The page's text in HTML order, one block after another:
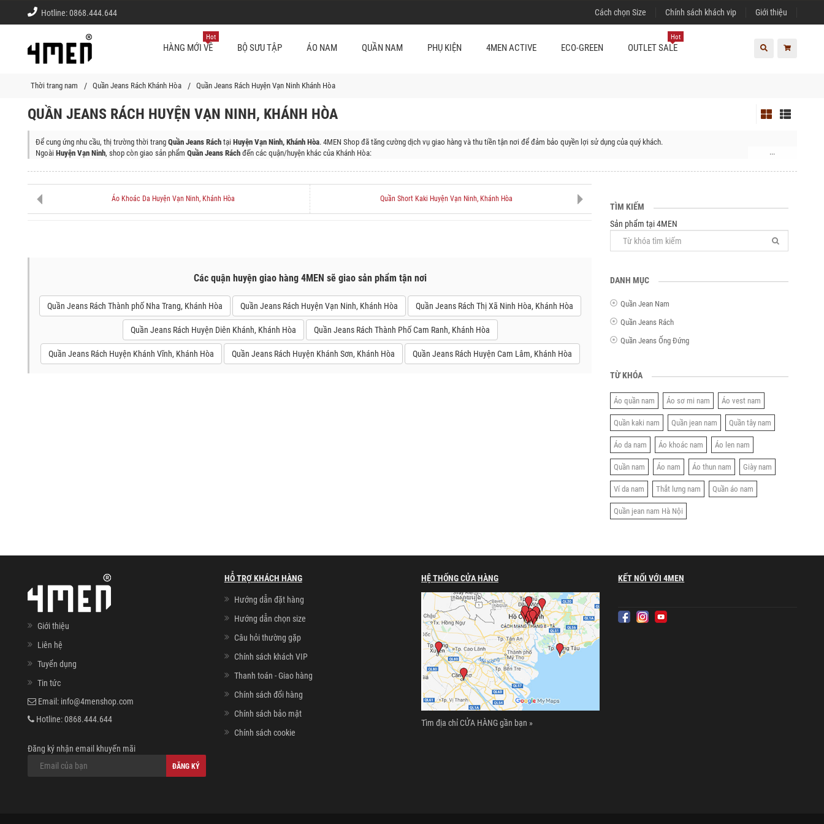
Hotline:0868.444.644 Cách chọn Size Chính sách khách vip Giới thiệu
HÀNG MỚI VỀ
Hot
BỘ SƯU TẬP ÁO NAM QUẦN NAM PHỤ KIỆN 4MEN ACTIVE ECO-GREEN OUTLET SALE
Hot
Thời trang nam Quần Jeans Rách Khánh Hòa Quần Jeans Rách Huyện Vạn Ninh Khánh Hòa
QUẦN JEANS RÁCH HUYỆN VẠN NINH, KHÁNH HÒA
Để cung ứng nhu cầu, thị trường thời trang Quần Jeans Ráchtại Huyện Vạn Ninh, Khánh Hòa. 4MEN Shop đã tăng cường dịch vụ giao hàng và thu tiền tận nơi để đảm bảo quyền lợi sử dụng của quý khách.
Ngoài Huyện Vạn Ninh, shop còn giao sản phẩm Quần Jeans Ráchđến các quận/huyện khác của Khánh Hòa:
...
Áo Khoác Da Huyện Vạn Ninh, Khánh Hòa Quần Short Kaki Huyện Vạn Ninh, Khánh Hòa
Các quận huyện giao hàng 4MEN sẽ giao sản phẩm tận nơi
Quần Jeans Rách Thành phố Nha Trang, Khánh Hòa Quần Jeans Rách Huyện Vạn Ninh, Khánh Hòa Quần Jeans Rách Thị Xã Ninh Hòa, Khánh Hòa
Quần Jeans Rách Huyện Diên Khánh, Khánh Hòa Quần Jeans Rách Thành Phố Cam Ranh, Khánh Hòa
Quần Jeans Rách Huyện Khánh Vĩnh, Khánh Hòa Quần Jeans Rách Huyện Khánh Sơn, Khánh Hòa Quần Jeans Rách Huyện Cam Lâm, Khánh Hòa
TÌM KIẾM
Sản phẩm tại 4MEN
DANH MỤC
Quần Jean Nam
Quần Jeans Rách
Quần Jeans Ống Đứng
TỪ KHÓA
Áo quần nam Áo sơ mi nam Áo vest nam
Quần kaki nam Quần jean nam Quần tây nam
Áo da nam Áo khoác nam Áo len nam
Quần nam Áo nam Áo thun nam Giày nam
Ví da nam Thắt lưng nam Quần áo nam
Quần jean nam Hà Nội
Giới thiệu
Liên hệ
Tuyển dụng
Tin tức
Email: info@4menshop.com
Hotline:0868.444.644
Đăng ký nhận email khuyến mãi
ĐĂNG KÝ
HỖ TRỢ KHÁCH HÀNG
Hướng dẫn đặt hàng
Hướng dẫn chọn size
Câu hỏi thường gặp
Chính sách khách VIP
Thanh toán - Giao hàng
Chính sách đổi hàng
Chính sách bảo mật
Chính sách cookie
HỆ THỐNG CỬA HÀNG
Tìm địa chỉ CỬA HÀNG gần bạn »
KẾT NỐI VỚI 4MEN